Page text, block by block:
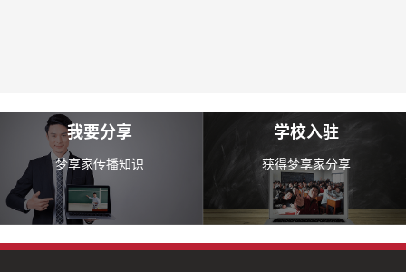
我要分享
梦享家传播知识
学校入驻
获得梦享家分享